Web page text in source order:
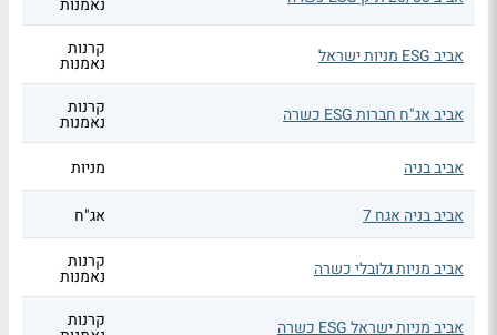
נאמנות
אביב ESG מניות ישראל קרנות
נאמנות
אביב אג"ח חברות ESG כשרה קרנות
נאמנות
אביב בניה
מניות
אביב בניה אגח 7 אג"ח
אביב מניות גלובלי כשרה קרנות
נאמנות
אביב מניות ישראל ESG כשרה קרנות